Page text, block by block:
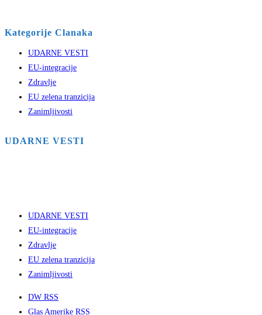
Kategorije Clanaka
UDARNE VESTI
EU-integracije
Zdravlje
EU zelena tranzicija
Zanimljivosti
UDARNE VESTI
UDARNE VESTI
EU-integracije
Zdravlje
EU zelena tranzicija
Zanimljivosti
DW RSS
Glas Amerike RSS